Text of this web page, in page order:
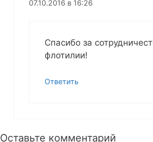
07.10.2016 в 16:26
Спасибо за
флотилии!
Ответить
Оставьте комментарий